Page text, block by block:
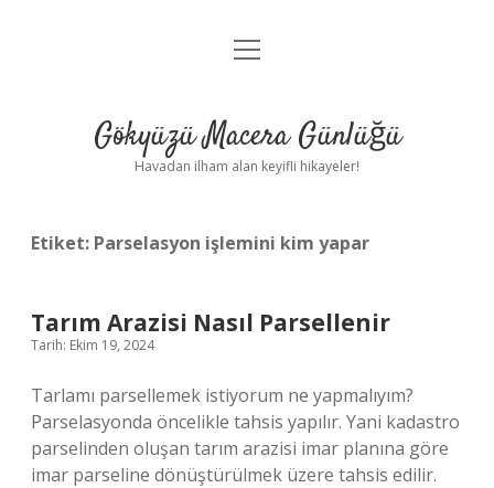
Anasayfa
Yasal Uyarı
menüyü
Gökyüzü Macera Günlüğü
Havadan ilham alan keyifli hikayeler!
Etiket: Parselasyon işlemini kim yapar
Tarım Arazisi Nasıl Parsellenir
Tarih: Ekim 19, 2024
Tarlamı parsellemek istiyorum ne yapmalıyım?
Parselasyonda öncelikle tahsis yapılır. Yani kadastro
parselinden oluşan tarım arazisi imar planına göre
imar parseline dönüştürülmek üzere tahsis edilir.